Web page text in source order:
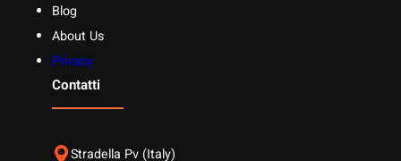
Blog
About Us
Privacy
Contatti
Stradella Pv (Italy)